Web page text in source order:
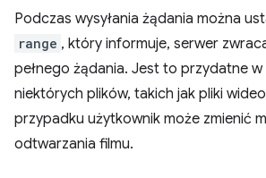
Podczas wysyłania żądania można
range , który informuje, serwer
pełnego żądania. Jest to przydatne
niektórych plików, takich jak pliki
przypadku użytkownik może zmienić
odtwarzania filmu.